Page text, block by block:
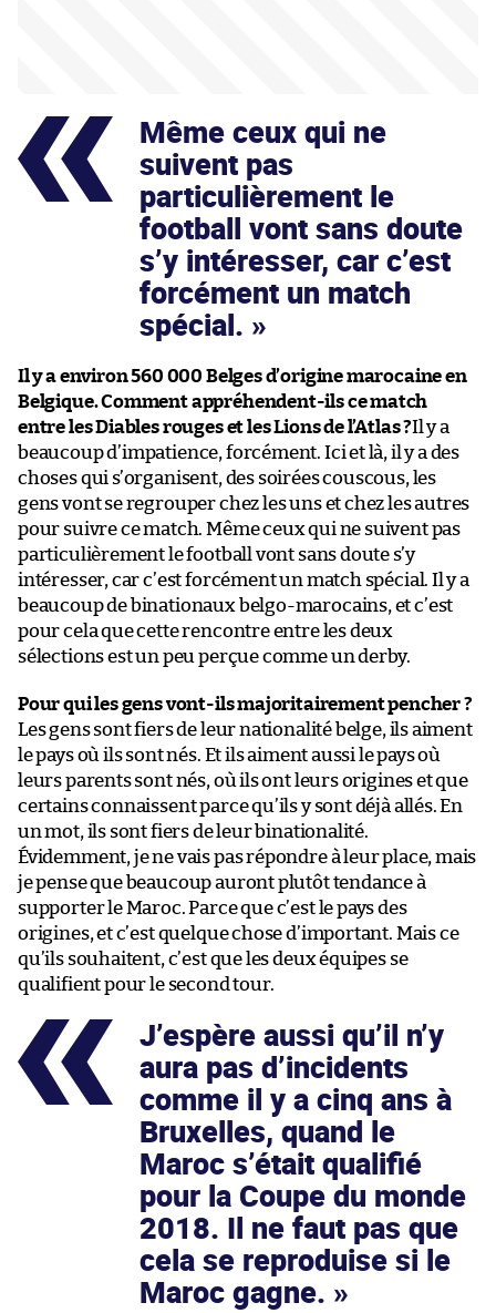
Même ceux qui ne
suivent pas
particulièrement le
football vont sans doute
s’y intéresser, car c’est
forcément un match
spécial.
Il y a environ 560 000 Belges d’origine marocaine en
Belgique. Comment appréhendent-ils ce match
entre les Diables rouges et les Lions de l’Atlas ?Il y a
beaucoup d’impatience, forcément. Ici et là, il y a des
choses qui s’organisent, des soirées couscous, les
gens vont se regrouper chez les uns et chez les autres
pour suivre ce match. Même ceux qui ne suivent pas
particulièrement le football vont sans doute s’y
intéresser, car c’est forcément un match spécial. Il y a
beaucoup de binationaux belgo-marocains, et c’est
pour cela que cette rencontre entre les deux
sélections est un peu perçue comme un derby.
Pour qui les gens vont-ils majoritairement pencher ?
Les gens sont fiers de leur nationalité belge, ils aiment
le pays où ils sont nés. Et ils aiment aussi le pays où
leurs parents sont nés, où ils ont leurs origines et que
certains connaissent parce qu’ils y sont déjà allés. En
un mot, ils sont fiers de leur binationalité.
Évidemment, je ne vais pas répondre à leur place, mais
je pense que beaucoup auront plutôt tendance à
supporter le Maroc. Parce que c’est le pays des
origines, et c’est quelque chose d’important. Mais ce
qu’ils souhaitent, c’est que les deux équipes se
qualifient pour le second tour.
J’espère aussi qu’il n’y
aura pas d’incidents
comme il y a cinq ans à
Bruxelles, quand le
Maroc s’était qualifié
pour la Coupe du monde
2018. Il ne faut pas que
cela se reproduise si le
Maroc gagne.